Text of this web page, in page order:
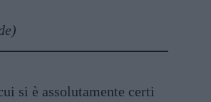
si è assolutamente certi